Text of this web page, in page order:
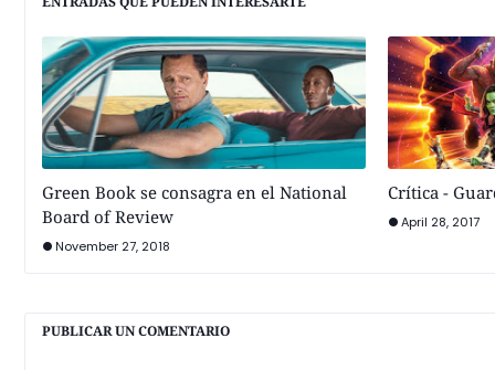
Green Book se consagra en el National
Board of Review
November 27, 2018
Crítica -
April 28, 2017
PUBLICAR UN COMENTARIO